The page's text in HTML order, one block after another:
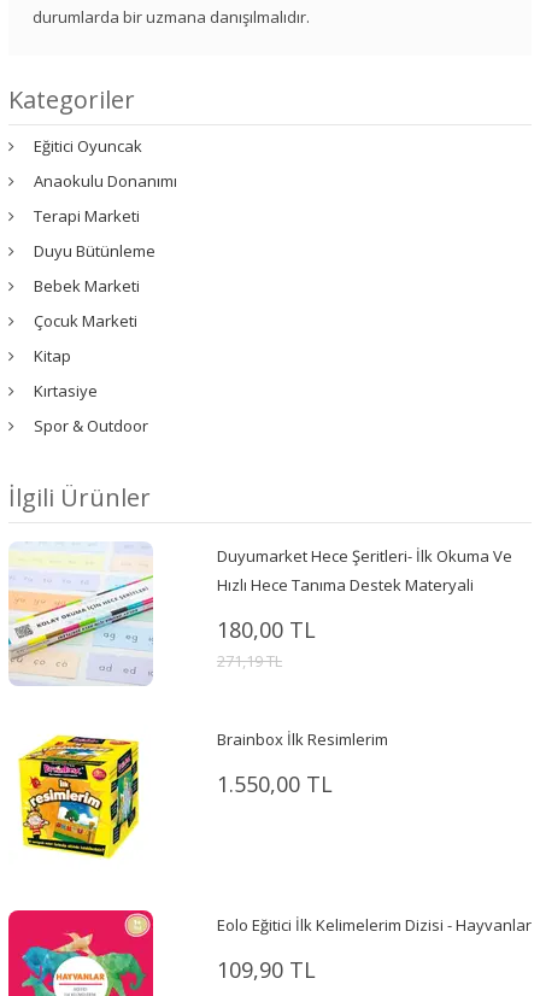
durumlarda bir uzmana danışılmalıdır.
Kategoriler
Eğitici Oyuncak
Anaokulu Donanımı
Terapi Marketi
Duyu Bütünleme
Bebek Marketi
Çocuk Marketi
Kitap
Kırtasiye
Spor & Outdoor
İlgili Ürünler
Duyumarket Hece Şeritleri- İlk Okuma Ve
Hızlı Hece Tanıma Destek Materyali
180,00 TL
271,19 TL
Brainbox İlk Resimlerim
1.550,00 TL
Eolo Eğitici İlk Kelimelerim Dizisi - Hayvanlar
109,90 TL